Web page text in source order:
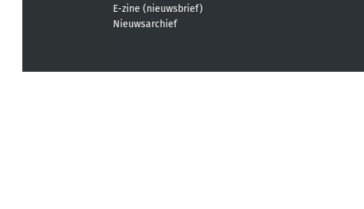
E-zine (nieuwsbrief)
Nieuwsarchief